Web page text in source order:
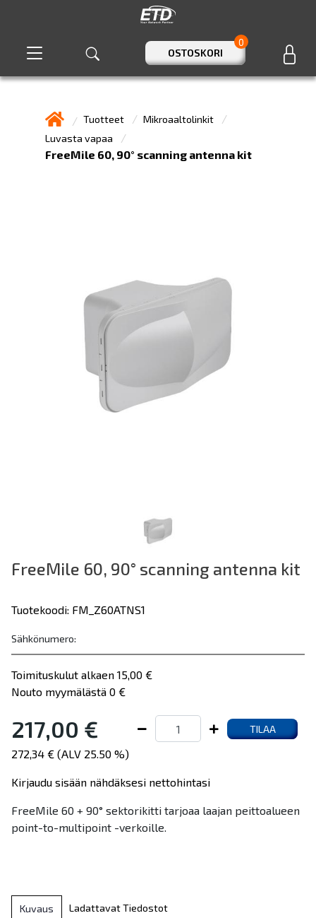
OSTOSKORI
0
Tuotteet
Mikroaaltolinkit
Luvasta vapaa
FreeMile 60, 90° scanning antenna kit
FreeMile 60, 90° scanning antenna kit
Tuotekoodi: FM_Z60ATNS1
Sähkönumero:
Toimituskulut alkaen 15,00 €
Nouto myymälästä 0 €
217,00 € TILAA
272,34 € (ALV 25.50 %)
Kirjaudu sisään nähdäksesi nettohintasi
FreeMile 60 + 90° sektorikitti tarjoaa laajan peittoalueen
point-to-multipoint -verkoille.
Kuvaus Ladattavat Tiedostot